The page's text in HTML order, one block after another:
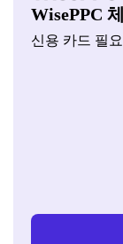
WisePPC
신용 카드 필